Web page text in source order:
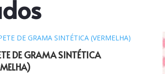
DE GRAMA SINTÉTICA